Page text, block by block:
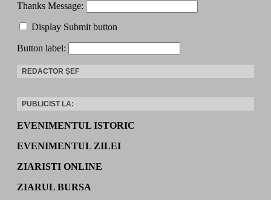
Thanks Message:
Display Submit button
Button label:
REDACTOR ȘEF
PUBLICIST LA:
EVENIMENTUL ISTORIC
EVENIMENTUL ZILEI
ZIARISTI ONLINE
ZIARUL BURSA